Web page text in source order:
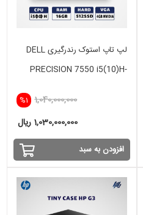
لپ تاپ استوک رندرگیری DELL
PRECISION 7550 i5(10)H-
%1 1,040,000,000
1,030,000,000 ریال
افزودن به سبد